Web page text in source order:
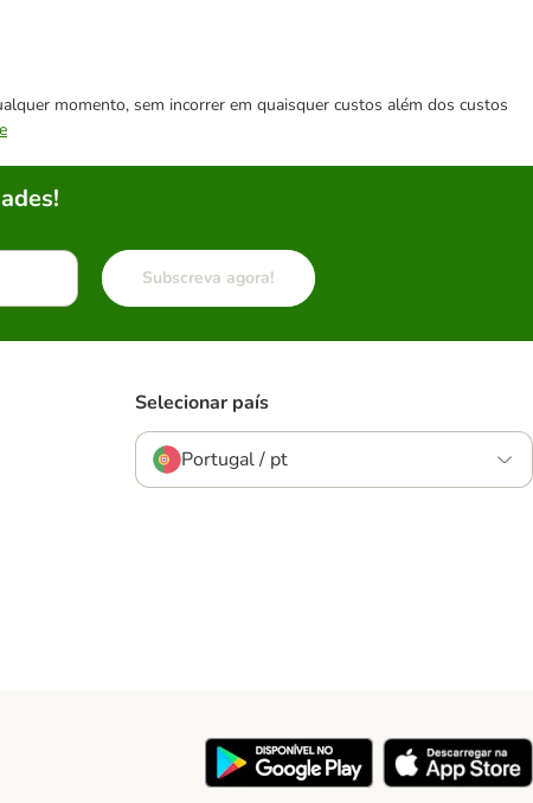
momento, sem incorrer em quaisquer custos além dos custos
Subscreva agora!
Selecionar país
Portugal / pt